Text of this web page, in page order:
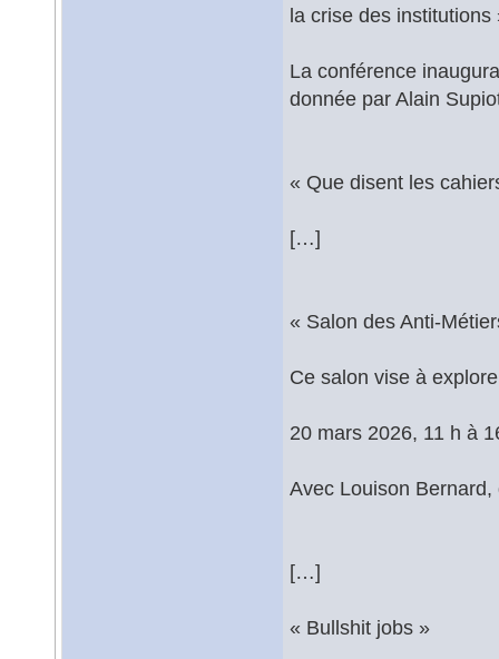
la crise des institutions
La conférence
donnée par Alain
« Que disent les
[…]
« Salon des Anti-
Ce salon vise à
20 mars 2026, 11 h à
Avec Louison
[…]
« Bullshit jobs »